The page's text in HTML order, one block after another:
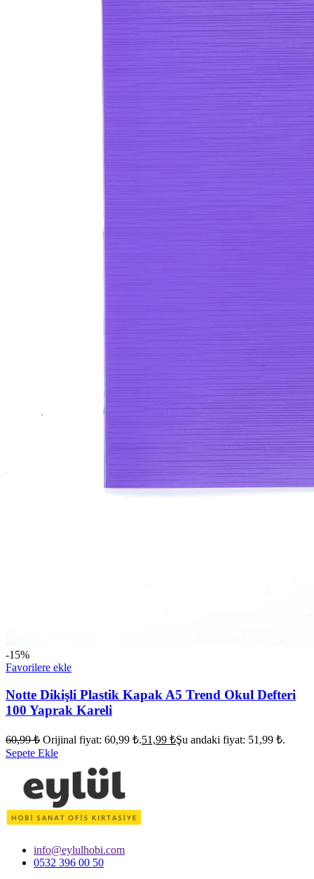
-15%
Favorilere ekle
Notte Dikişli Plastik Kapak A5 Trend Okul Defteri
100 Yaprak Kareli
60,99₺ Orijinal fiyat: 60,99 ₺.51,99 ₺Şu andaki fiyat: 51,99 ₺.
Sepete Ekle
info@eylulhobi.com
0532 396 00 50